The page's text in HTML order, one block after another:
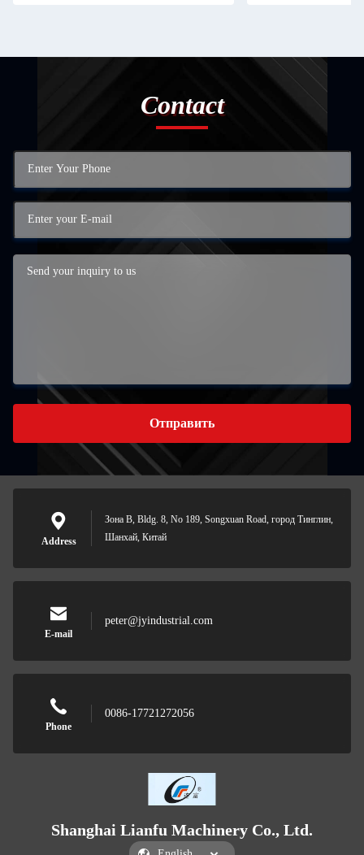
Contact
Отправить
Address
Зона B, Bldg. 8, No 189, Songxuan Road, город Тинглин,
Шанхай, Китай
E-mail
peter@jyindustrial.com
Phone
0086-17721272056
Shanghai Lianfu Machinery Co., Ltd.